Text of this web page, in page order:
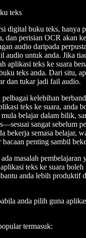
teks
digital buku teks, hanya
dan perisian OCR akan
audio daripada
audio untuk anda. Jika
aplikasi teks ke suara
teks anda. Dari situ,
dan tukar jadi fail audio.
kelebihan
teks ke suara, anda
belajar dalam bilik,
sangat sebelum
bekerja semasa belajar,
penting sambil
masalah pembelajaran
teks ke suara
anda lebih produktif
anda pilih guna
termasuk: